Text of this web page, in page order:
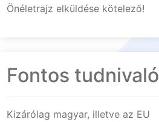
Önéletrajz elküldése kötelező!
Fontos tudnivaló
Kizárólag magyar, illetve az EU